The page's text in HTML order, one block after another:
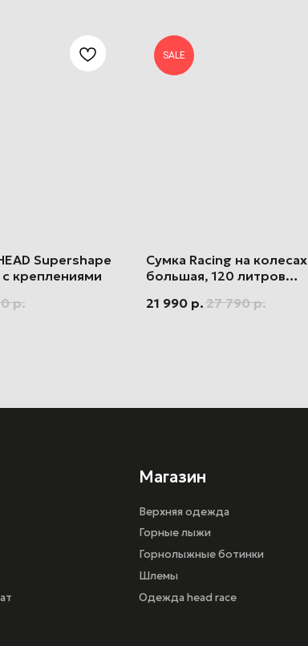
Supershape
с креплениями
р.
SALE
Сумка Racing на колесах
большая, 120 литров
21 990 р. 27 790 р.
г. Санкт-Петербург, ул.Шереметьевская 15,
ТРК ПУЛКОВО III
Одежда head race